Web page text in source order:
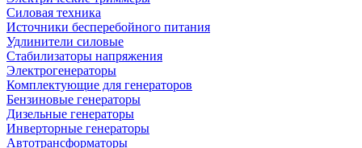
Силовая техника
Источники бесперебойного питания
Удлинители силовые
Стабилизаторы напряжения
Электрогенераторы
Комплектующие для генераторов
Бензиновые генераторы
Дизельные генераторы
Инверторные генераторы
Автотрансформаторы